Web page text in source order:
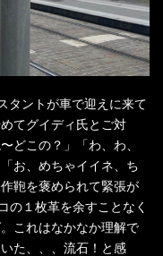
タントが車で迎えに来て
てグイディ氏とご対
どこの？」「わ、わ、
お、めちゃイイネ、ち
鞄を褒められて緊張が
の１枚革を余すことなく
これはなかなか理解で
た、、、流石！と感